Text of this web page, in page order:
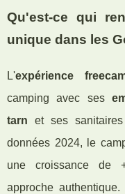
Qu'est-ce qui
unique dans les
L'expérience
camping avec ses
tarn et ses
données 2024, le
une croissance de
approche